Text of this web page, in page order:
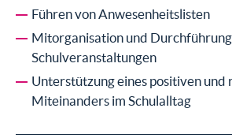
Führen von Anwesenheitslisten
Mitorganisation und
Schulveranstaltungen
Unterstützung eines positiven und
Miteinanders im Schulalltag